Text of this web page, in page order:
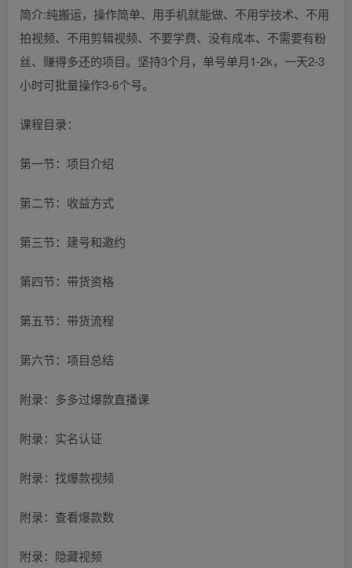
简介:纯搬运，操作简单、用手机就能做、不用学技术、不用
拍视频、不用剪辑视频、不要学费、没有成本、不需要有粉
丝、赚得多还的项目。坚持3个月，单号单月1-2k，一天2-3
小时可批量操作3-6个号。
课程目录：
第一节：项目介绍
第二节：收益方式
第三节：建号和邀约
第四节：带货资格
第五节：带货流程
第六节：项目总结
附录：多多过爆款直播课
附录：实名认证
附录：找爆款视频
附录：查看爆款数
附录：隐藏视频